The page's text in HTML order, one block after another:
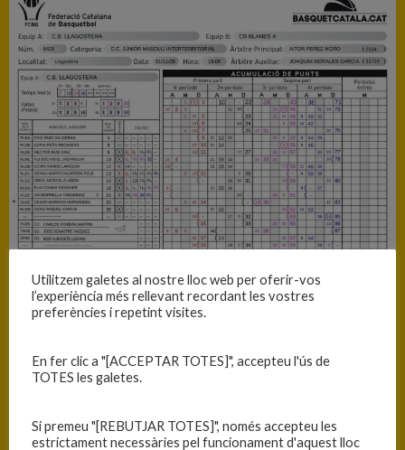
Utilitzem galetes al nostre lloc web per oferir-vos
l’experiència més rellevant recordant les vostres
preferències i repetint visites.
En fer clic a "[ACCEPTAR TOTES]", accepteu l'ús de
TOTES les galetes.
Si premeu "[REBUTJAR TOTES]", només accepteu les
estrictament necessàries pel funcionament d'aquest lloc